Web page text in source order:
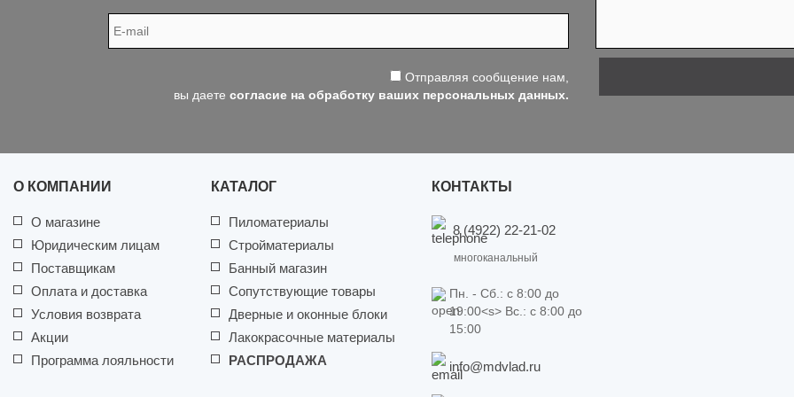
Отправляя сообщение нам,
вы даете согласие на обработку ваших персональных данных.
О КОМПАНИИ
О магазине
Юридическим лицам
Поставщикам
Оплата и доставка
Условия возврата
Акции
Программа лояльности
КАТАЛОГ
Пиломатериалы
Стройматериалы
Банный магазин
Сопутствующие товары
Дверные и оконные блоки
Лакокрасочные материалы
РАСПРОДАЖА
КОНТАКТЫ
8 (4922) 22-21-02
многоканальный
Пн. - Сб.: c 8:00 до
19:00<s> Вс.: c 8:00 до
15:00
info@mdvlad.ru